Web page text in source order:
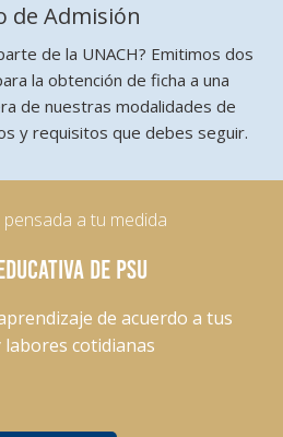
de Admisión
de la UNACH? Emitimos dos
la obtención de ficha a una
de nuestras modalidades de
y requisitos que debes seguir.
a tu medida
DE PSU
de acuerdo a tus
cotidianas